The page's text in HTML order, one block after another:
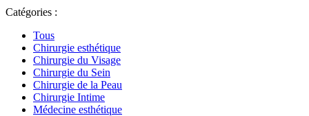
Catégories :
Tous
Chirurgie esthétique
Chirurgie du Visage
Chirurgie du Sein
Chirurgie de la Peau
Chirurgie Intime
Médecine esthétique